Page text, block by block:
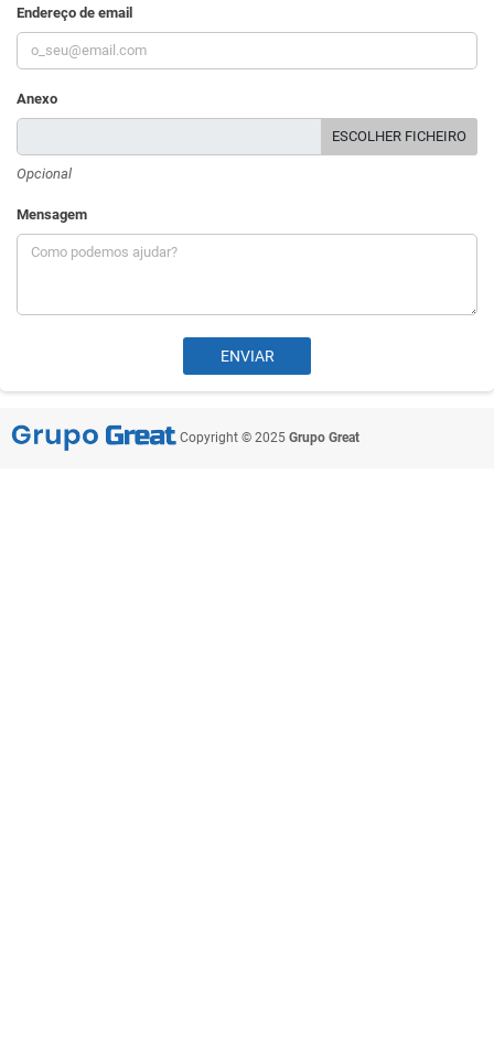
Endereço de email
Anexo
ESCOLHER FICHEIRO
Opcional
Mensagem
Copyright © 2025 Grupo Great